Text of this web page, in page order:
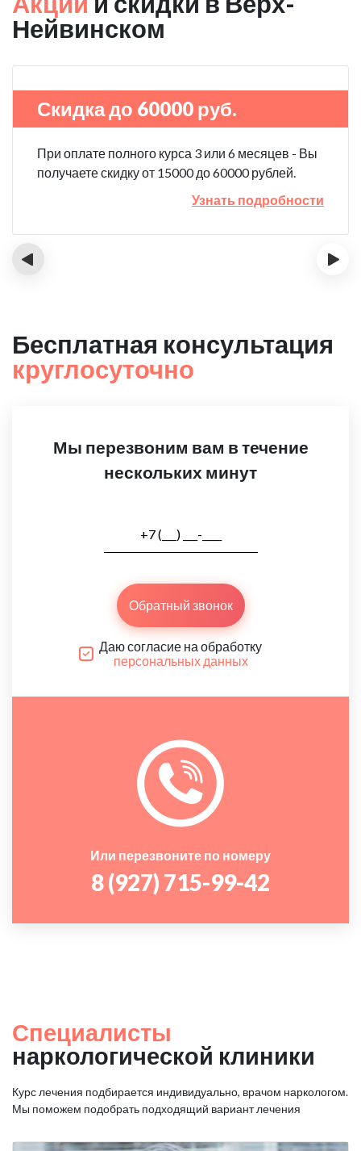
Нейвинском
Скидка до 60000 руб.
При оплате полного курса 3 или 6 месяцев - Вы
получаете скидку от 15000 до 60000 рублей.
Узнать подробности
‹ ›
Бесплатная консультация
круглосуточно
Мы перезвоним вам в течение
нескольких минут
Обратный звонок
Даю согласие на обработку
персональных данных
Или перезвоните по номеру
8 (927) 715-99-42
Специалисты
наркологической клиники
Курс лечения подбирается индивидуально, врачом наркологом.
Мы поможем подобрать подходящий вариант лечения